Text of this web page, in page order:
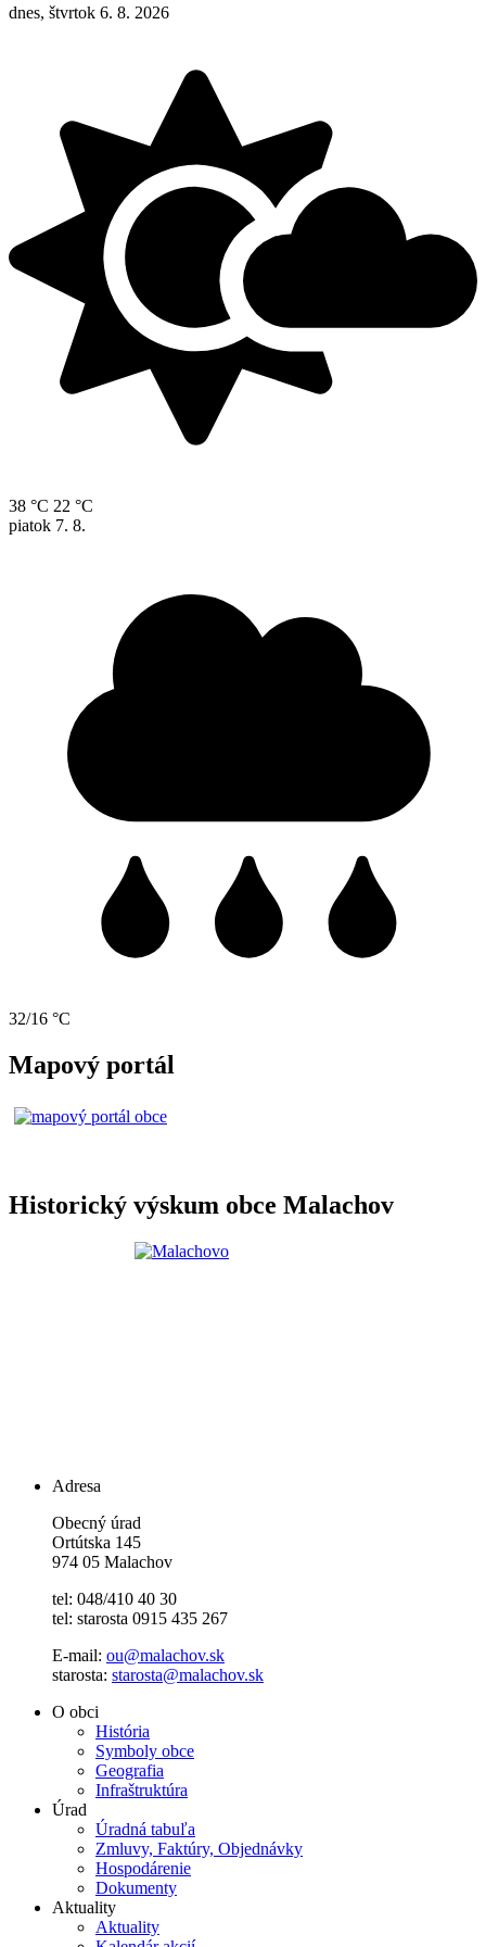
dnes, štvrtok 6. 8. 2026
38 °C 22 °C
piatok 7. 8.
32/16 °C
Mapový portál
Historický výskum obce Malachov
Adresa
Obecný úrad
Ortútska 145
974 05 Malachov
tel: 048/410 40 30
tel: starosta 0915 435 267
E-mail: ou@malachov.sk
starosta: starosta@malachov.sk
O obci
História
Symboly obce
Geografia
Infraštruktúra
Úrad
Úradná tabuľa
Zmluvy, Faktúry, Objednávky
Hospodárenie
Dokumenty
Aktuality
Aktuality